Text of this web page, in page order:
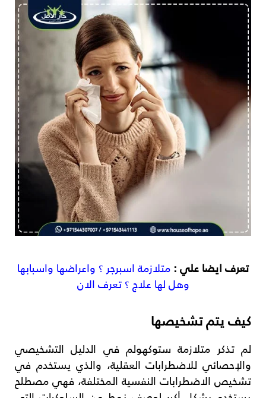
تعرف ايضا علي : متلازمة اسبرجر ؟ واعراضها واسبابها
وهل لها علاج ؟ تعرف الان
كيف يتم تشخيصها
لم تذكر متلازمة ستوكهولم في الدليل التشخيصي
والإحصائي للاضطرابات العقلية، والذي يستخدم في
تشخيص الاضطرابات النفسية المختلفة، فهي مصطلح